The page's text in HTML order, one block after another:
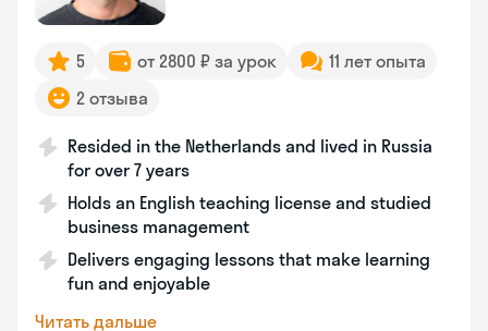
5 от 2800 ₽ за урок
11 лет опыта
2 отзыва
Resided in the Netherlands and lived in Russia
for over 7 years
Holds an English teaching license and studied
business management
Delivers engaging lessons that make learning
fun and enjoyable
Читать дальше